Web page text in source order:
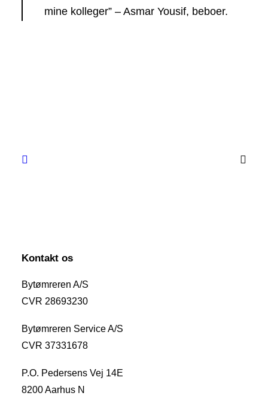
mine kolleger” – Asmar Yousif, beboer.
Kontakt os
Bytømreren A/S
CVR 28693230
Bytømreren Service A/S
CVR 37331678
P.O. Pedersens Vej 14E
8200 Aarhus N